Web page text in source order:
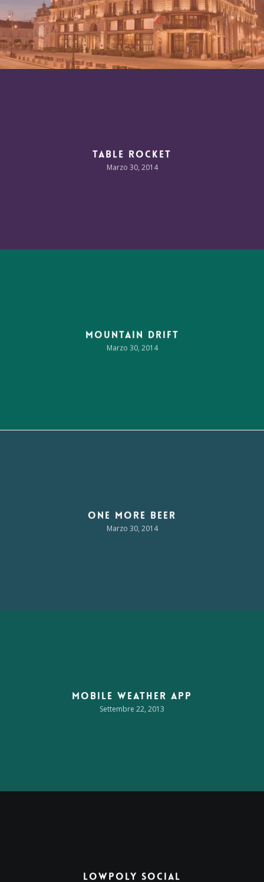
Table Rocket
Marzo 30, 2014
Mountain Drift
Marzo 30, 2014
One More Beer
Marzo 30, 2014
Mobile Weather App
Settembre 22, 2013
LowPoly Social